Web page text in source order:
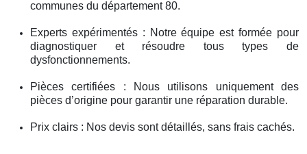
communes du département 80.
Experts expérimentés : Notre équipe est formée pour
diagnostiquer et résoudre tous types de
dysfonctionnements.
Pièces certifiées : Nous utilisons uniquement des
pièces d’origine pour garantir une réparation durable.
Prix clairs : Nos devis sont détaillés, sans frais cachés.